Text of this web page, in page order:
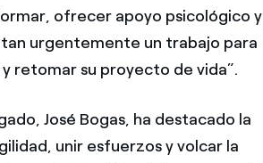
ofrecer apoyo psicológico y
urgentemente un trabajo para
retomar su proyecto de vida”.
José Bogas, ha destacado la
unir esfuerzos y volcar la